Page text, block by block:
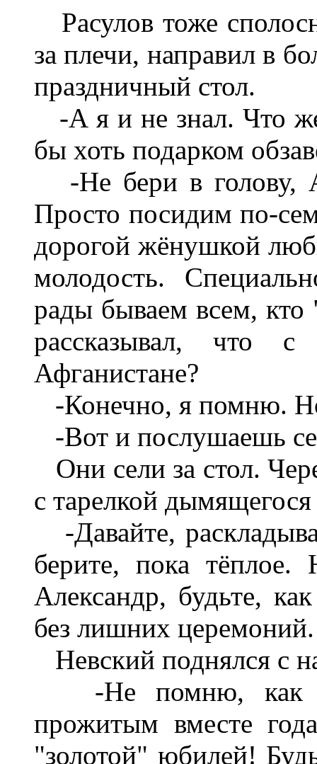
Расулов тоже
за плечи, направил в
праздничный стол.
-А я и не знал. Что
бы хоть подарком
-Не бери в голову,
Просто посидим по-
дорогой жёнушкой
молодость.
рады бываем всем, кто
рассказывал, что
Афганистане?
-Конечно, я помню.
-Вот и послушаешь
Они сели за стол.
с тарелкой
-Давайте,
берите, пока
Александр, будьте,
без лишних церемоний.
Невский поднялся с
-Не помню, как
прожитым вместе
"золотой" юбилей!